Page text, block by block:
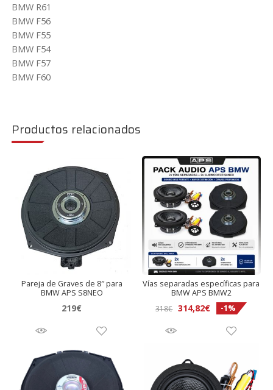
BMW R61
BMW F56
BMW F55
BMW F54
BMW F57
BMW F60
Productos relacionados
Pareja de Graves de 8″ para
BMW APS S8NEO
219€
Vías separadas específicas para
BMW APS BMW2
318€ El
original
318€.
314,82€El
actual
314,82€.
-1%